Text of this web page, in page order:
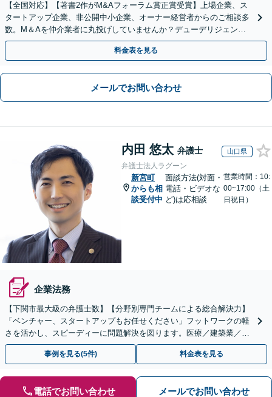
【全国対応】【著書2作がM&Aフォーラム賞正賞受賞】上場企業、ス
タートアップ企業、非公開中小企業、オーナー経営者からのご相談多
数。M＆Aを仲介業者に丸投げしていませんか？デューデリジェンス
や契約書作成・交渉はお任せください【初回無料】
料金表を見る
メールでお問い合わせ
内田 悠太 弁護士 山口県
弁護士法人ラグーン
新宮町
からも相
談受付中
面談方法(対面・
電話・ビデオな
ど)は応相談
営業時間：10:
00~17:00（土
日祝日）
企業法務
【下関市最大級の弁護士数】【分野別専門チームによる総合解決力】
「ベンチャー、スタートアップもお任せください」フットワークの軽
さを活かし、スピーディーに問題解決を図ります。医療／建築業／情
報通信／卸売業／製造業／不動産など、幅広い業種に対応
事例を見る(5件) 料金表を見る
電話でお問い合わせ メールでお問い合わせ